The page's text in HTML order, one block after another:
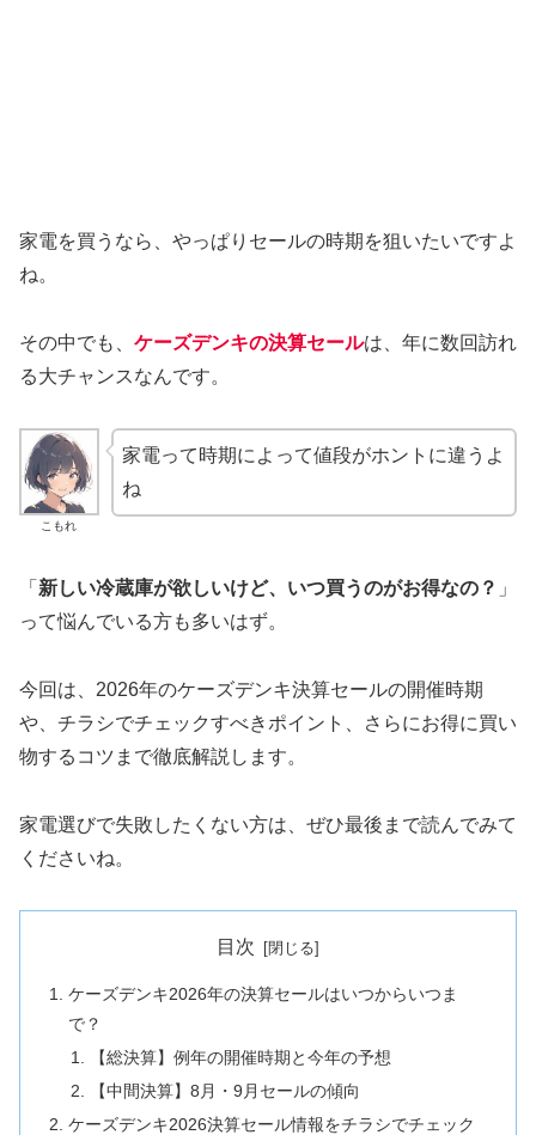
家電を買うなら、やっぱりセールの時期を狙いたいですよ
ね。
その中でも、 ケーズデンキの決算セールは、年に数回訪れ
る大チャンスなんです。
こもれ
家電って時期によって値段がホントに違うよ
ね
「 新しい冷蔵庫が欲しいけど、いつ買うのがお得なの？ 」
って悩んでいる方も多いはず。
今回は、2026年のケーズデンキ決算セールの開催時期
や、チラシでチェックすべきポイント、さらにお得に買い
物するコツまで徹底解説します。
家電選びで失敗したくない方は、ぜひ最後まで読んでみて
くださいね。
目次
ケーズデンキ2026年の決算セールはいつからいつま
で？
【総決算】例年の開催時期と今年の予想
【中間決算】8月・9月セールの傾向
ケーズデンキ2026決算セール情報をチラシでチェック